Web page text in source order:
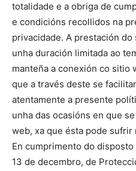
totalidade e a obriga de
e condicións recollidos na
privacidade. A prestación
unha duración limitada ao
manteña a conexión co sitio
que a través deste se
atentamente a presente
unha das ocasións en que
web, xa que ésta pode sufrir
En cumprimento do disposto
13 de decembro, de